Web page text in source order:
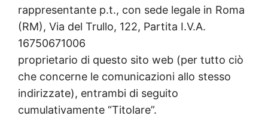
rappresentante p.t., con sede legale in Roma
(RM), Via del Trullo, 122, Partita I.V.A.
16750671006
proprietario di questo sito web (per tutto ciò
che concerne le comunicazioni allo stesso
indirizzate), entrambi di seguito
cumulativamente “Titolare”.